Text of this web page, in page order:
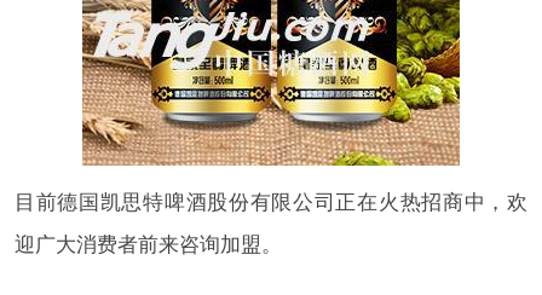
目前德国凯思特啤酒股份有限公司正在火热招商中，欢
迎广大消费者前来咨询加盟。